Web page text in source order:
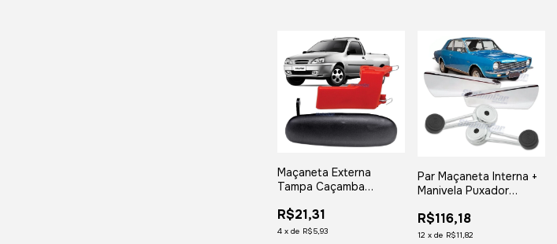
Maçaneta Externa
Tampa Caçamba
Ferro
R$21,31
4 xde R$5,93
Par Maçaneta Interna +
Manivela Puxador
R$116,18
12 xde R$11,82